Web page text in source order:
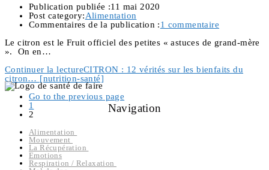
Publication publiée :11 mai 2020
Post category:Alimentation
Commentaires de la publication :1 commentaire
Le citron est le Fruit officiel des petites « astuces de grand-mère
». On en…
Continuer la lectureCITRON : 12 vérités sur les bienfaits du
citron… [nutrition-santé]
Go to the previous page
1
2
Navigation
Alimentation
Mouvement
La Récupération
Emotions
Respiration / Relaxation